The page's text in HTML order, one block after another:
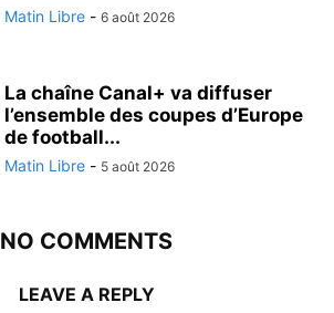
Matin Libre - 6 août 2026
La chaîne Canal+ va diffuser
l’ensemble des coupes d’Europe
de football...
Matin Libre - 5 août 2026
NO COMMENTS
LEAVE A REPLY